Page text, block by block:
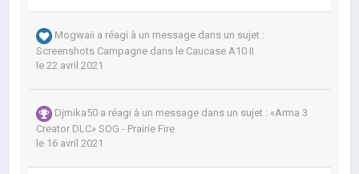
Mogwaii a réagi à un message dans un sujet :
Screenshots Campagne dans le Caucase A10 II
le 22 avril 2021
Djmika50 a réagi à un message dans un sujet : «Arma 3
Creator DLC» SOG - Prairie Fire
le 16 avril 2021